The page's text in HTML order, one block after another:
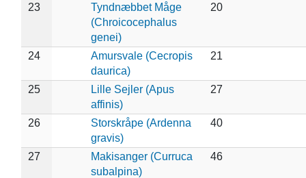
23
Tyndnæbbet Måge
(Chroicocephalus
genei)
20
24
Amursvale (Cecropis
daurica)
21
25
Lille Sejler (Apus
affinis)
27
26
Storskråpe (Ardenna
gravis)
40
27
Makisanger (Curruca
subalpina)
46